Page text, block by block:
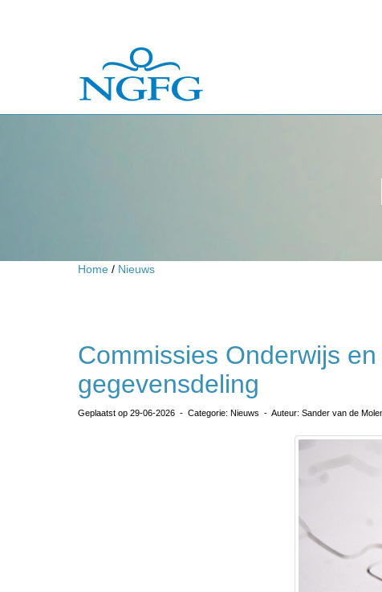
Home / Nieuws
Commissies Onderwijs
gegevensdeling
Geplaatst op 29-06-2026 - Categorie: Nieuws - Auteur: Sander van de